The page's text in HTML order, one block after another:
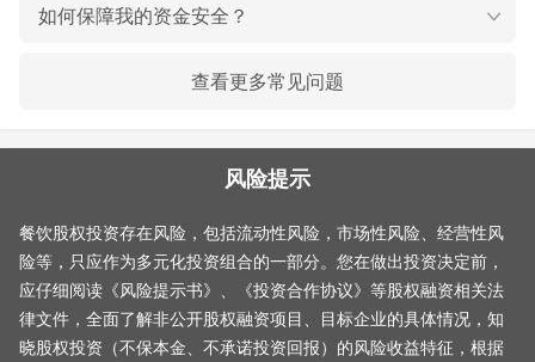
如何保障我的资金安全？
查看更多常见问题
风险提示
餐饮股权投资存在风险，包括流动性风险，市场性风险、经营性风
险等，只应作为多元化投资组合的一部分。您在做出投资决定前，
应仔细阅读《风险提示书》、《投资合作协议》等股权融资相关法
律文件，全面了解非公开股权融资项目、目标企业的具体情况，知
晓股权投资（不保本金、不承诺投资回报）的风险收益特征，根据